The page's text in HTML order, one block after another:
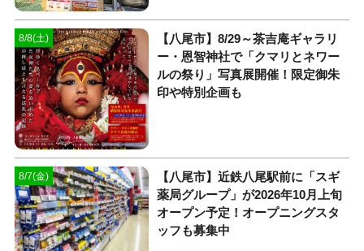
8/8(土)
【八尾市】8/29～茶吉庵ギャラリ
ー・恩智神社で「クマリとネワー
ルの祭り」写真展開催！限定御朱
印や特別企画も
8/7(金)
【八尾市】近鉄八尾駅前に「スギ
薬局グループ」が2026年10月上旬
オープン予定！オープニングスタ
ッフも募集中